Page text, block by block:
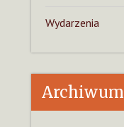
Wydarzenia
Archiwum